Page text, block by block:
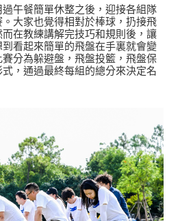
午餐簡單休整之後，迎接各組隊
大家也覺得相對於棒球，扔接飛
在教練講解完技巧和規則後，讓
看起來簡單的飛盤在手裏就會變
分為躲避盤，飛盤投籃，飛盤保
，通過最終每組的總分來決定名